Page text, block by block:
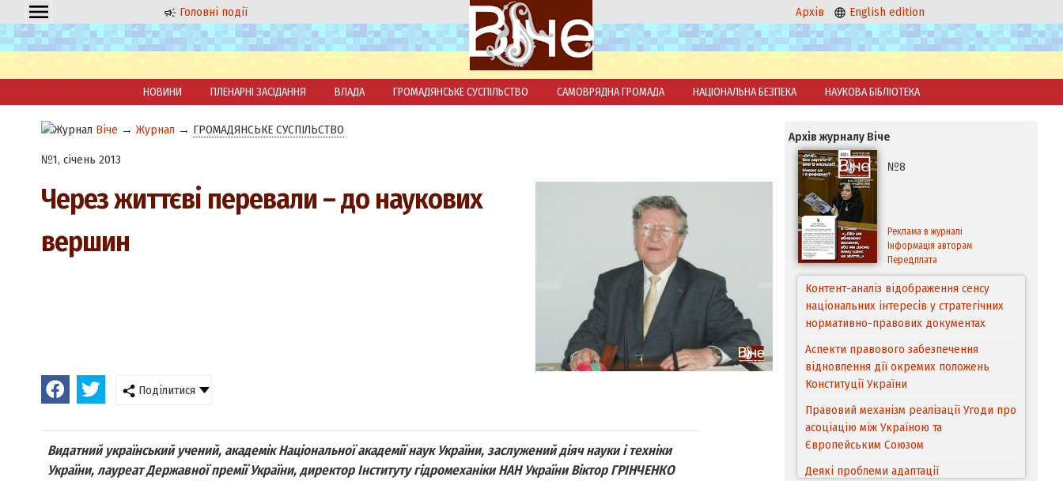
Головні події Архів English edition
НОВИНИ ПЛЕНАРНІ ЗАСІДАННЯ ВЛАДА ГРОМАДЯНСЬКЕ СУСПІЛЬСТВО САМОВРЯДНА ГРОМАДА НАЦІОНАЛЬНА БЕЗПЕКА НАУКОВА БІБЛІОТЕКА
Віче → Журнал → ГРОМАДЯНСЬКЕ СУСПІЛЬСТВО
№1, січень 2013
Через життєві перевали – до наукових
вершин
Поділитися
Видатний український учений, академік Національної академії наук України, заслужений діяч науки і техніки
України, лауреат Державної премії України, директор Інституту гідромеханіки НАН України Віктор ГРІНЧЕНКО
Архів журналу Віче
№8
Реклама в журналі
Інформація авторам
Передплата
Контент-аналіз відображення сенсу
національних інтересів у стратегічних
нормативно-правових документах
Аспекти правового забезпечення
відновлення дії окремих положень
Конституції України
Правовий механізм реалізації Угоди про
асоціацію між Україною та
Європейським Cоюзом
Деякі проблеми адаптації